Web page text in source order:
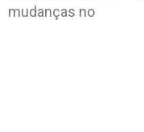
mudanças no